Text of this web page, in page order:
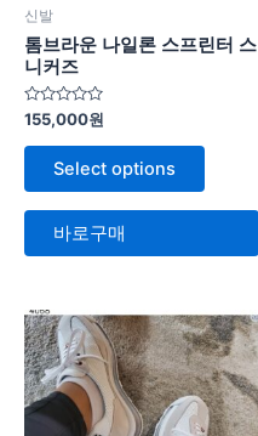
신발
톰브라운 나일론 스프린터 스
니커즈
5
중
에
로
가
155,000원
Select options
바로구매